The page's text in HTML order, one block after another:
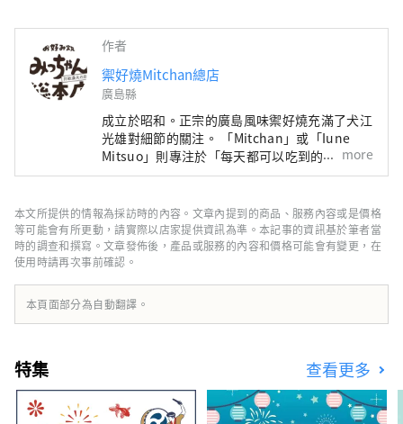
作者
禦好燒Mitchan總店
廣島縣
成立於昭和。正宗的廣島風味禦好燒充滿了犬江
光雄對細節的關注。 「Mitchan」或「Iune
Mitsuo」則專注於「每天都可以吃到的輕盈且
永恆的御好燒」。 在不改變傳統風格的前提
more
本文所提供的情報為採訪時的內容。文章內提到的商品、服務內容或是價格
等可能會有所更動，請實際以店家提供資訊為準。本記事的資訊基於筆者當
時的調查和撰寫。文章發佈後，產品或服務的內容和價格可能會有變更，在
使用時請再次事前確認。
本頁面部分為自動翻譯。
特集 查看更多